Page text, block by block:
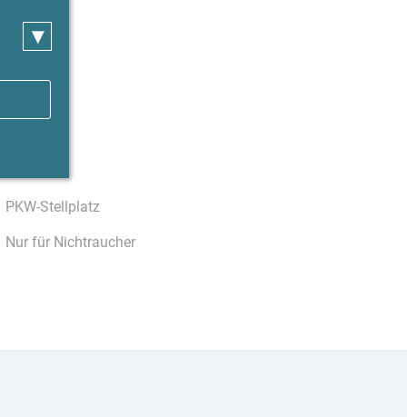
PKW-Stellplatz
Nur für Nichtraucher
▾